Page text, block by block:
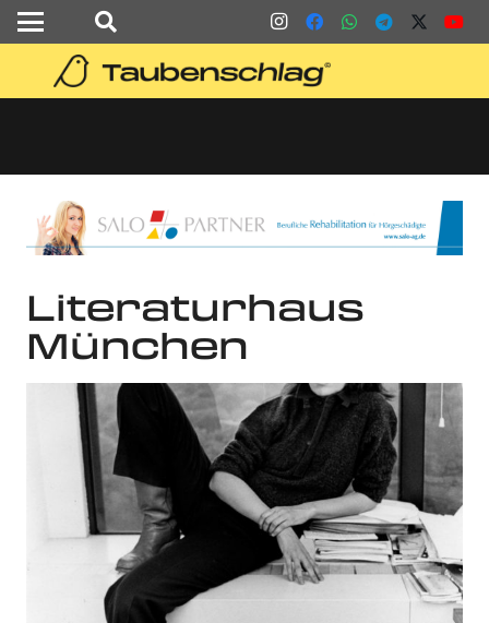
Literaturhaus
München